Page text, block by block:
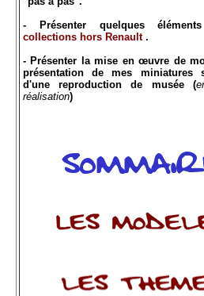
- Présenter quelques
collections hors Renault .
- Présenter la mise en œuvre de
présentation de mes miniatures
d'une reproduction de musée (
réalisation)